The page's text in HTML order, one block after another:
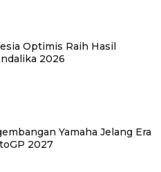
Optimis Raih Hasil
2026
Yamaha Jelang Era
2027